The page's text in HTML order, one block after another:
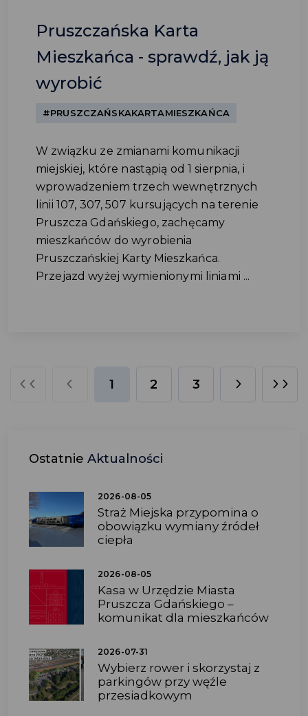
Pruszczańska Karta
Mieszkańca - sprawdź, jak ją
wyrobić
#PRUSZCZAŃSKAKARTAMIESZKAŃCA
W związku ze zmianami komunikacji
miejskiej, które nastąpią od 1 sierpnia, i
wprowadzeniem trzech wewnętrznych
linii 107, 307, 507 kursujących na terenie
Pruszcza Gdańskiego, zachęcamy
mieszkańców do wyrobienia
Pruszczańskiej Karty Mieszkańca.
Przejazd wyżej wymienionymi liniami ...
1 2 3
Ostatnie Aktualności
2026-08-05
Straż Miejska przypomina o
obowiązku wymiany źródeł
ciepła
2026-08-05
Kasa w Urzędzie Miasta
Pruszcza Gdańskiego –
komunikat dla mieszkańców
2026-07-31
Wybierz rower i skorzystaj z
parkingów przy węźle
przesiadkowym